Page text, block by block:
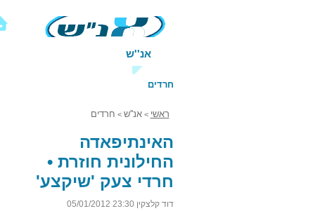
אנ''ש
חרדים
ראשי > אנ''ש > חרדים
האינתיפאדה
החילונית חוזרת •
חרדי צעק 'שיקצע'
ונעצר
דוד קלצקין 23:30 05/01/2012